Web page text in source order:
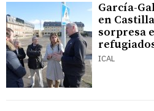
García-
en
sorpresa
ICAL